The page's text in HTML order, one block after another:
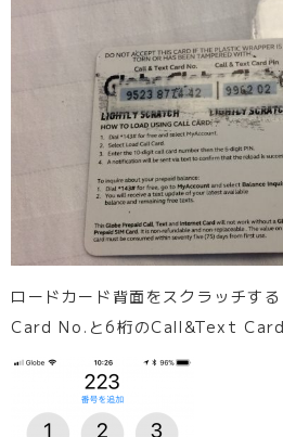
ロードカード背面をスクラッチす
Card No.と6桁のCall&Text Card